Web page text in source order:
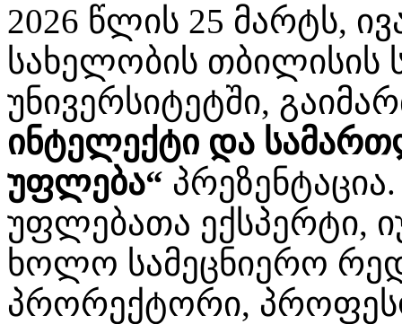
2026 წლის 25 მარტს,
სახელობის თბილისის
უნივერსიტეტში,
ინტელექტი და
უფლება“
უფლებათა ექსპერტი,
ხოლო სამეცნიერო
პრორექტორი,